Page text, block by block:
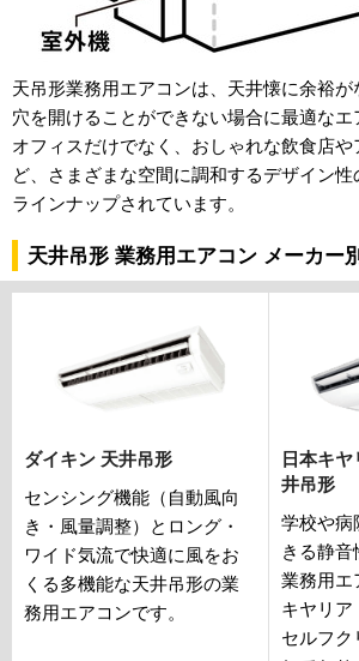
天吊形業務用エアコンは、天井懐に余裕が
穴を開けることができない場合に最適なエ
オフィスだけでなく、おしゃれな飲食店
ど、さまざまな空間に調和するデザイン性
ラインナップされています。
天井吊形 業務用エアコン メーカー
ダイキン 天井吊形
センシング機能（自動風向
き・風量調整）とロング・
ワイド気流で快適に風をお
くる多機能な天井吊形の業
務用エアコンです。
日本キ
井吊形
学校や病
きる静
業務用エ
キヤリア
セルフク